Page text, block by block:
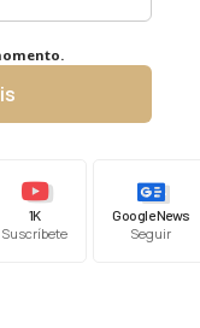
1K
Suscríbete
Google News
Seguir